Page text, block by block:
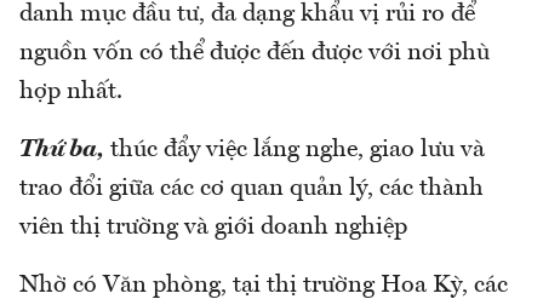
danh mục đầu tư, đa dạng khẩu vị rủi ro để
nguồn vốn có thể được đến được với nơi phù
hợp nhất.
Thứ ba, thúc đẩy việc lắng nghe, giao lưu và
trao đổi giữa các cơ quan quản lý, các thành
viên thị trường và giới doanh nghiệp
Nhờ có Văn phòng, tại thị trường Hoa Kỳ, các